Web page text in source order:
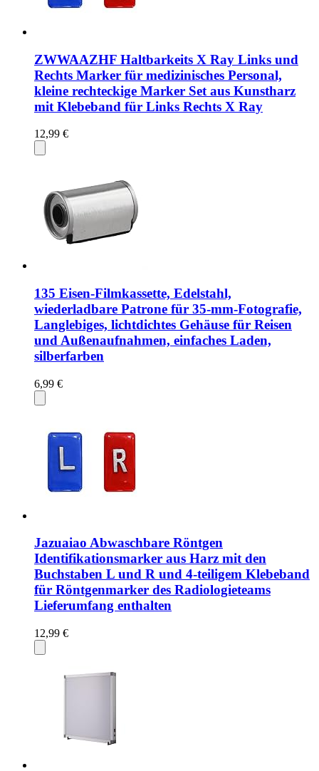
ZWWAAZHF Haltbarkeits X Ray Links und
Rechts Marker für medizinisches Personal,
kleine rechteckige Marker Set aus Kunstharz
mit Klebeband für Links Rechts X Ray
12,99 €
135 Eisen-Filmkassette, Edelstahl,
wiederladbare Patrone für 35-mm-Fotografie,
Langlebiges, lichtdichtes Gehäuse für Reisen
und Außenaufnahmen, einfaches Laden,
silberfarben
6,99 €
Jazuaiao Abwaschbare Röntgen
Identifikationsmarker aus Harz mit den
Buchstaben L und R und 4-teiligem Klebeband
für Röntgenmarker des Radiologieteams
Lieferumfang enthalten
12,99 €